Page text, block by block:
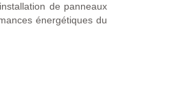
de panneaux
énergétiques du